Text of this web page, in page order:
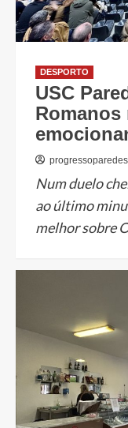
DESPORTO
USC
progressoparedes
Num duelo
ao último
melhor sobre